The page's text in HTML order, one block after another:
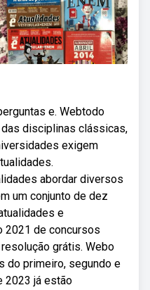
e. Webtodo
disciplinas clássicas,
exigem
abordar diversos
um conjunto de dez
e
2021 de concursos
grátis. Webo
do primeiro, segundo e
2023 já estão